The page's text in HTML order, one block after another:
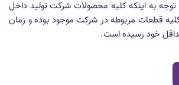
توجه به اینکه کلیه محصولات شرکت تولید داخل
قطعات مربوطه در شرکت موجود بوده و زمان
خود رسیده است.